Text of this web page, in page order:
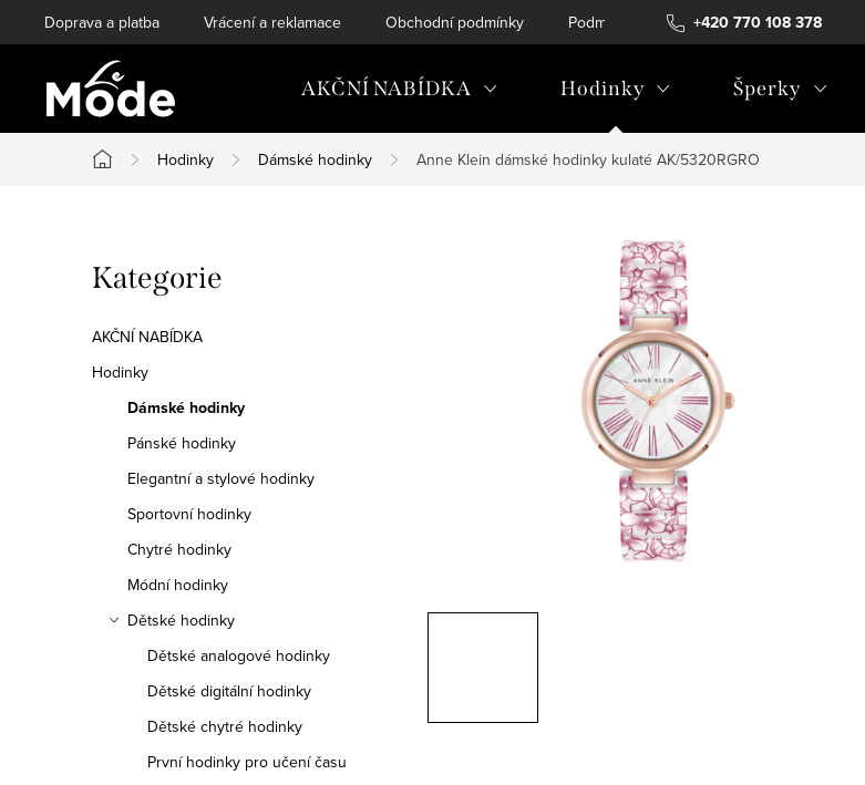
na
+420 770 108 378
Doprava a platba Vrácení a reklamace Obchodní podmínky Podmínky ochrany osobních údajů
AKČNÍ NABÍDKA Hodinky Šperky
Domů
Hodinky Dámské hodinky Anne Klein dámské hodinky kulaté AK/5320RGRO
o
s
t
Přeskočit
kategorie
Kategorie
AKČNÍ NABÍDKA
Hodinky
Dámské hodinky
Pánské hodinky
Elegantní a stylové hodinky
Sportovní hodinky
Chytré hodinky
Módní hodinky
Dětské hodinky
Dětské analogové hodinky
Dětské digitální hodinky
Dětské chytré hodinky
První hodinky pro učení času